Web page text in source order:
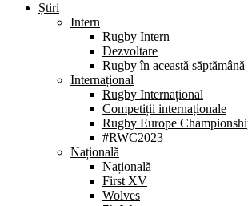
Știri
Intern
Rugby Intern
Dezvoltare
Rugby în această săptămână
Internațional
Rugby Internațional
Competiții internaționale
Rugby Europe
#RWC2023
Națională
Națională
First XV
Wolves